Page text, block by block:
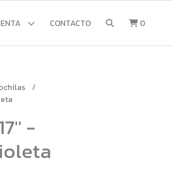
CONTACTO 0
-